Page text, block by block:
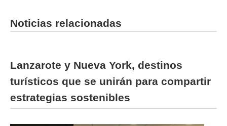
Noticias relacionadas
Lanzarote y Nueva York, destinos
turísticos que se unirán para compartir
estrategias sostenibles